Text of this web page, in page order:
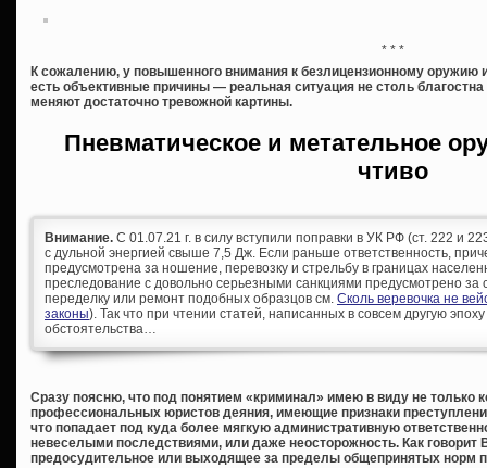
* * *
К сожалению, у повышенного внимания к безлицензионному оружию
есть объективные причины — реальная ситуация не столь
меняют достаточно тревожной картины.
Пневматическое и метательное
чтиво
Внимание. С 01.07.21 г. в силу вступили поправки в УК РФ (ст. 222 и
с дульной энергией свыше 7,5 Дж. Если раньше ответственность,
предусмотрена за ношение, перевозку и стрельбу в границах
преследование с довольно серьезными санкциями предусмотрено за
переделку или ремонт подобных образцов см. Сколь веревочка не
законы). Так что при чтении статей, написанных в совсем другую
обстоятельства…
Сразу поясню, что под понятием «криминал» имею в виду не только
профессиональных юристов деяния, имеющие признаки
что попадает под куда более мягкую административную
невеселыми последствиями, или даже неосторожность. Как говорит
предосудительное или выходящее за пределы общепринятых норм